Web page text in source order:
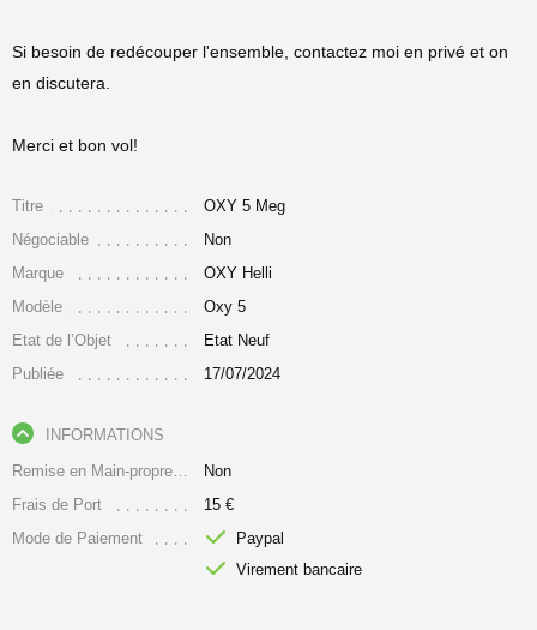
Si besoin de redécouper l'ensemble, contactez moi en privé et on
en discutera.
Merci et bon vol!
Titre
OXY 5 Meg
Négociable
Non
Marque
OXY Helli
Modèle
Oxy 5
Etat de l’Objet
Etat Neuf
Publiée
17/07/2024
INFORMATIONS
Non
Frais de Port
15 €
Mode de Paiement
Paypal
Virement bancaire